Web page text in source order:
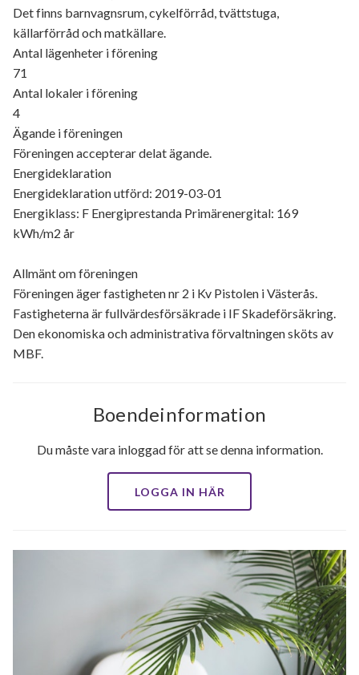
Det finns barnvagnsrum, cykelförråd, tvättstuga,
källarförråd och matkällare.
Antal lägenheter i förening
71
Antal lokaler i förening
4
Ägande i föreningen
Föreningen accepterar delat ägande.
Energideklaration
Energideklaration utförd: 2019-03-01
Energiklass: F Energiprestanda Primärenergital: 169
kWh/m2 år
Allmänt om föreningen
Föreningen äger fastigheten nr 2 i Kv Pistolen i Västerås.
Fastigheterna är fullvärdesförsäkrade i IF Skadeförsäkring.
Den ekonomiska och administrativa förvaltningen sköts av
MBF.
Boendeinformation
Du måste vara inloggad för att se denna information.
LOGGA IN HÄR